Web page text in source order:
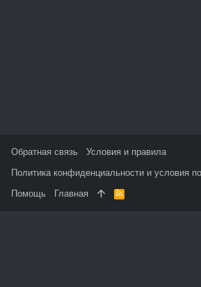
Обратная связь
Условия и правила
Политика конфиденциальности и условия
Помощь
Главная
R